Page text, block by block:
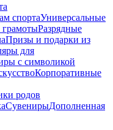
спортаУниверсальные
Разрядные
Призы и подарки из
для
с символикой
Корпоративные
родов
СувенирыДополненная